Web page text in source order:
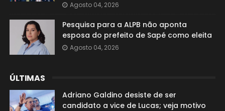
Agosto 04, 2026
Pesquisa para a ALPB não aponta
esposa do prefeito de Sapé como eleita
Agosto 04, 2026
ÚLTIMAS
Adriano Galdino desiste de ser
candidato a vice de Lucas; veja motivo